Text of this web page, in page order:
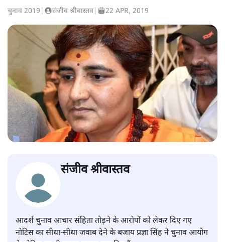
चुनाव 2019 संजीव श्रीवास्तव 22 APR, 2019
संजीव श्रीवास्तव
आदर्श चुनाव आचार संहिता तोड़ने के आरोपों को लेकर दिए गए
नोटिस का सीधा-सीधा जवाब देने के बजाय प्रज्ञा सिंह ने चुनाव आयोग